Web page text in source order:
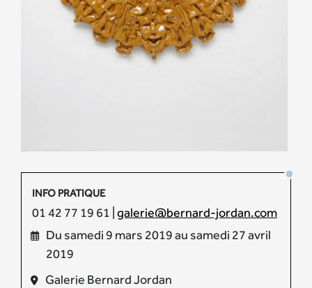
INFO PRATIQUE
01 42 77 19 61 | galerie@bernard-jordan.com
Du samedi 9 mars 2019 au samedi 27 avril
2019
Galerie Bernard Jordan